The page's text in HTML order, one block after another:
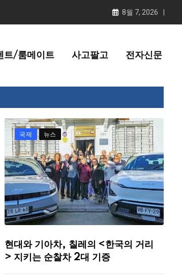
8월 7, 2026
트/룸메이트 사고팔고 전자신문
국제 뉴스
현대와 기아차, 칠레의 <한국의 거리
> 지키는 순찰차 2대 기증